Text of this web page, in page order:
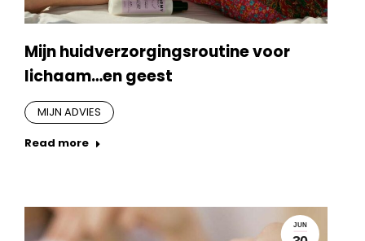
Mijn huidverzorgingsroutine voor
lichaam…en geest
MIJN ADVIES
Read more
JUN